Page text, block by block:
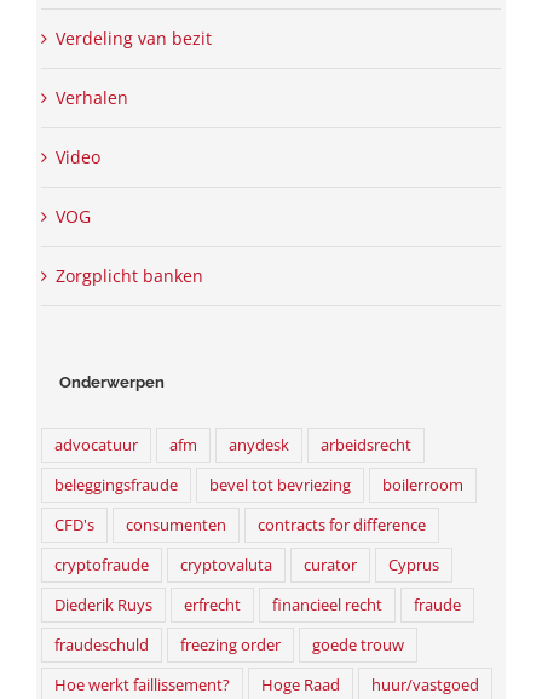
Verdeling van bezit
Verhalen
Video
VOG
Zorgplicht banken
Onderwerpen
advocatuur afm anydesk
arbeidsrecht
beleggingsfraude
bevel tot bevriezing
boilerroom
CFD's
consumenten
contracts for difference
cryptofraude
cryptovaluta curator
Cyprus
Diederik Ruys
erfrecht financieel recht
fraude
fraudeschuld
freezing order
goede trouw
Hoe werkt faillissement?
Hoge Raad
huur/vastgoed